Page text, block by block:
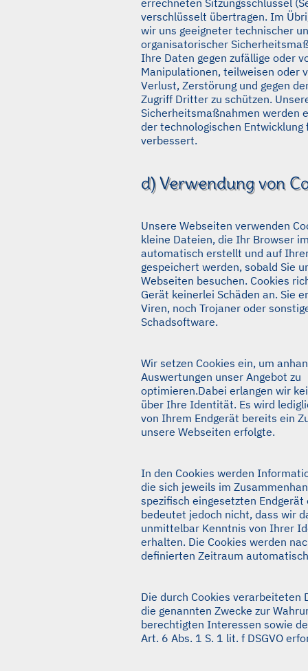
verschlüsselt übertragen. Im
wir uns geeigneter technischer
organisatorischer
Ihre Daten gegen zufällige oder
Manipulationen, teilweisen oder
Verlust, Zerstörung und gegen
Zugriff Dritter zu schützen.
Sicherheitsmaßnahmen werden
der technologischen
verbessert.
d) Verwendung von
Unsere Webseiten verwenden
kleine Dateien, die Ihr Browser
automatisch erstellt und auf
gespeichert werden, sobald Sie
Webseiten besuchen. Cookies
Gerät keinerlei Schäden an. Sie
Viren, noch Trojaner oder
Schadsoftware.
Wir setzen Cookies ein, um
Auswertungen unser Angebot zu
optimieren.Dabei erlangen wir
über Ihre Identität. Es wird
von Ihrem Endgerät bereits ein
unsere Webseiten erfolgte.
In den Cookies werden
die sich jeweils im
spezifisch eingesetzten Endgerät
bedeutet jedoch nicht, dass wir
unmittelbar Kenntnis von Ihrer
erhalten. Die Cookies werden
definierten Zeitraum
Die durch Cookies verarbeiteten
die genannten Zwecke zur
berechtigten Interessen sowie
Art. 6 Abs. 1 S. 1 lit. f DSGVO